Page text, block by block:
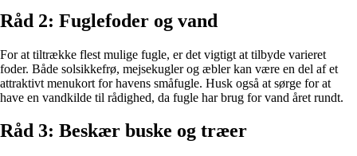
Råd 2: Fuglefoder og vand
For at tiltrække flest mulige fugle, er det vigtigt at tilbyde varieret
foder. Både solsikkefrø, mejsekugler og æbler kan være en del af et
attraktivt menukort for havens småfugle. Husk også at sørge for at
have en vandkilde til rådighed, da fugle har brug for vand året rundt.
Råd 3: Beskær buske og træer